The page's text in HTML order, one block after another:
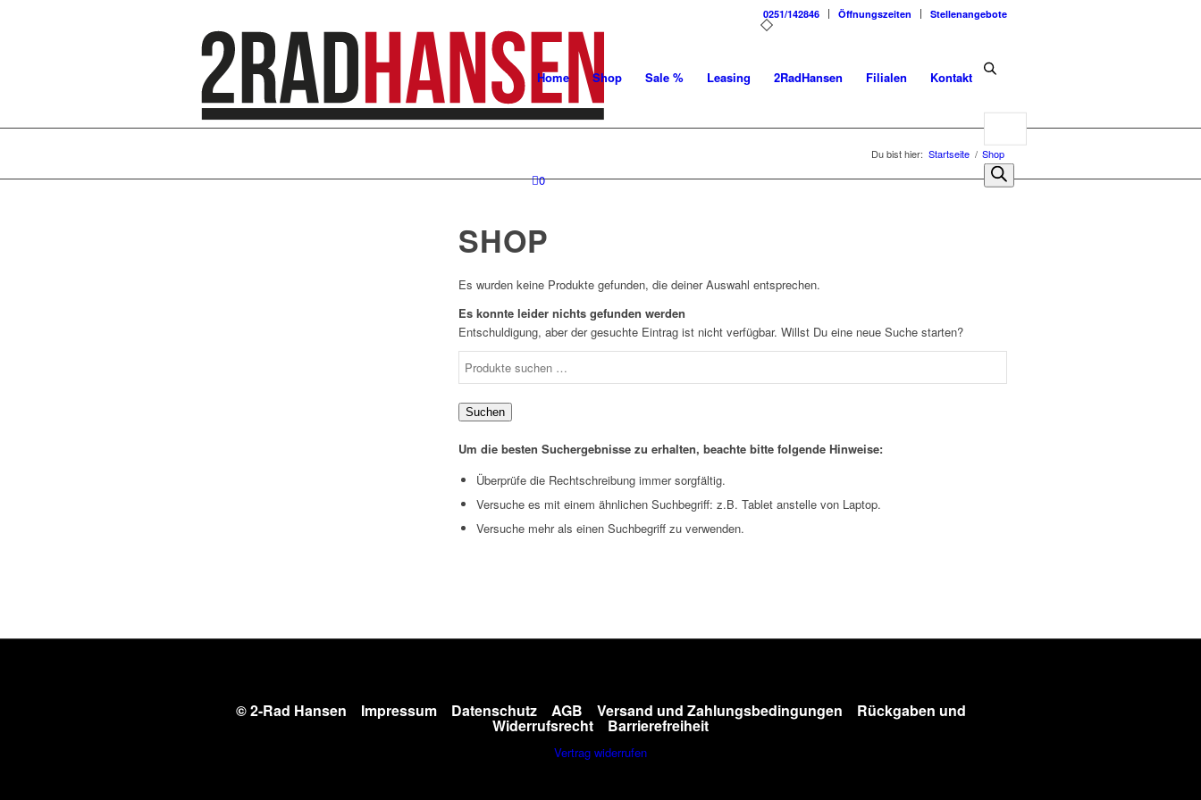
0251/142846 Öffnungszeiten Stellenangebote
Home Shop Sale % Leasing 2RadHansen Filialen Kontakt
Products
search
0
Du bist hier: Startseite / Shop
SHOP
Es wurden keine Produkte gefunden, die deiner Auswahl entsprechen.
Es konnte leider nichts gefunden werden
Entschuldigung, aber der gesuchte Eintrag ist nicht verfügbar. Willst Du eine neue Suche starten?
Suchen
Um die besten Suchergebnisse zu erhalten, beachte bitte folgende Hinweise:
Überprüfe die Rechtschreibung immer sorgfältig.
Versuche es mit einem ähnlichen Suchbegriff: z.B. Tablet anstelle von Laptop.
Versuche mehr als einen Suchbegriff zu verwenden.
© 2-Rad Hansen Impressum Datenschutz AGB Versand und Zahlungsbedingungen Rückgaben und
Widerrufsrecht Barrierefreiheit
Vertrag widerrufen